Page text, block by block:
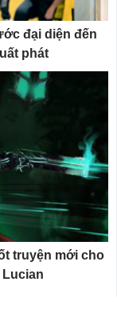
đại diện đến
phát
truyện mới cho
Lucian